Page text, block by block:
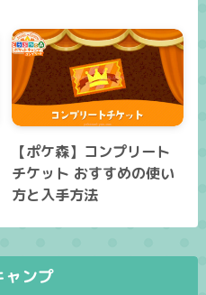
【ポケ森】コンプリート
チケット おすすめの使い
方と入手方法
ャンプ